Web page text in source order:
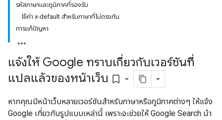
รหัสภาษาและภูมิภาคที่รองรับ
ใช้ค่า x-default สําหรับภาษาที่ไม่ตรงกัน
การแก้ปัญหา
แจ้งให้ Google ทราบเกี่ยวกับเวอร์ชันที่
แปลแล้วของหน้าเว็บ bookmark_border
หากคุณมีหน้าเว็บหลายเวอร์ชันสำหรับภาษาหรือภูมิภาคต่างๆ ให้แจ้ง
Google เกี่ยวกับรูปแบบเหล่านี้ เพราะจะช่วยให้ Google Search นำ